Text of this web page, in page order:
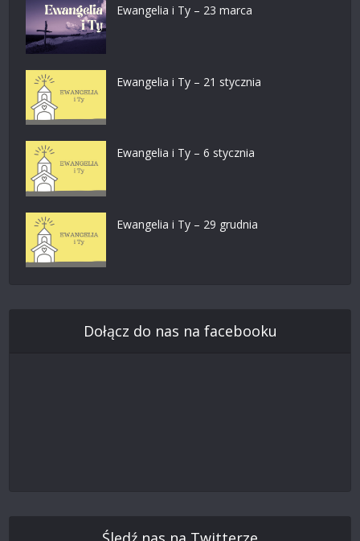
Ewangelia i Ty – 23 marca
Ewangelia i Ty – 21 stycznia
Ewangelia i Ty – 6 stycznia
Ewangelia i Ty – 29 grudnia
Dołącz do nas na facebooku